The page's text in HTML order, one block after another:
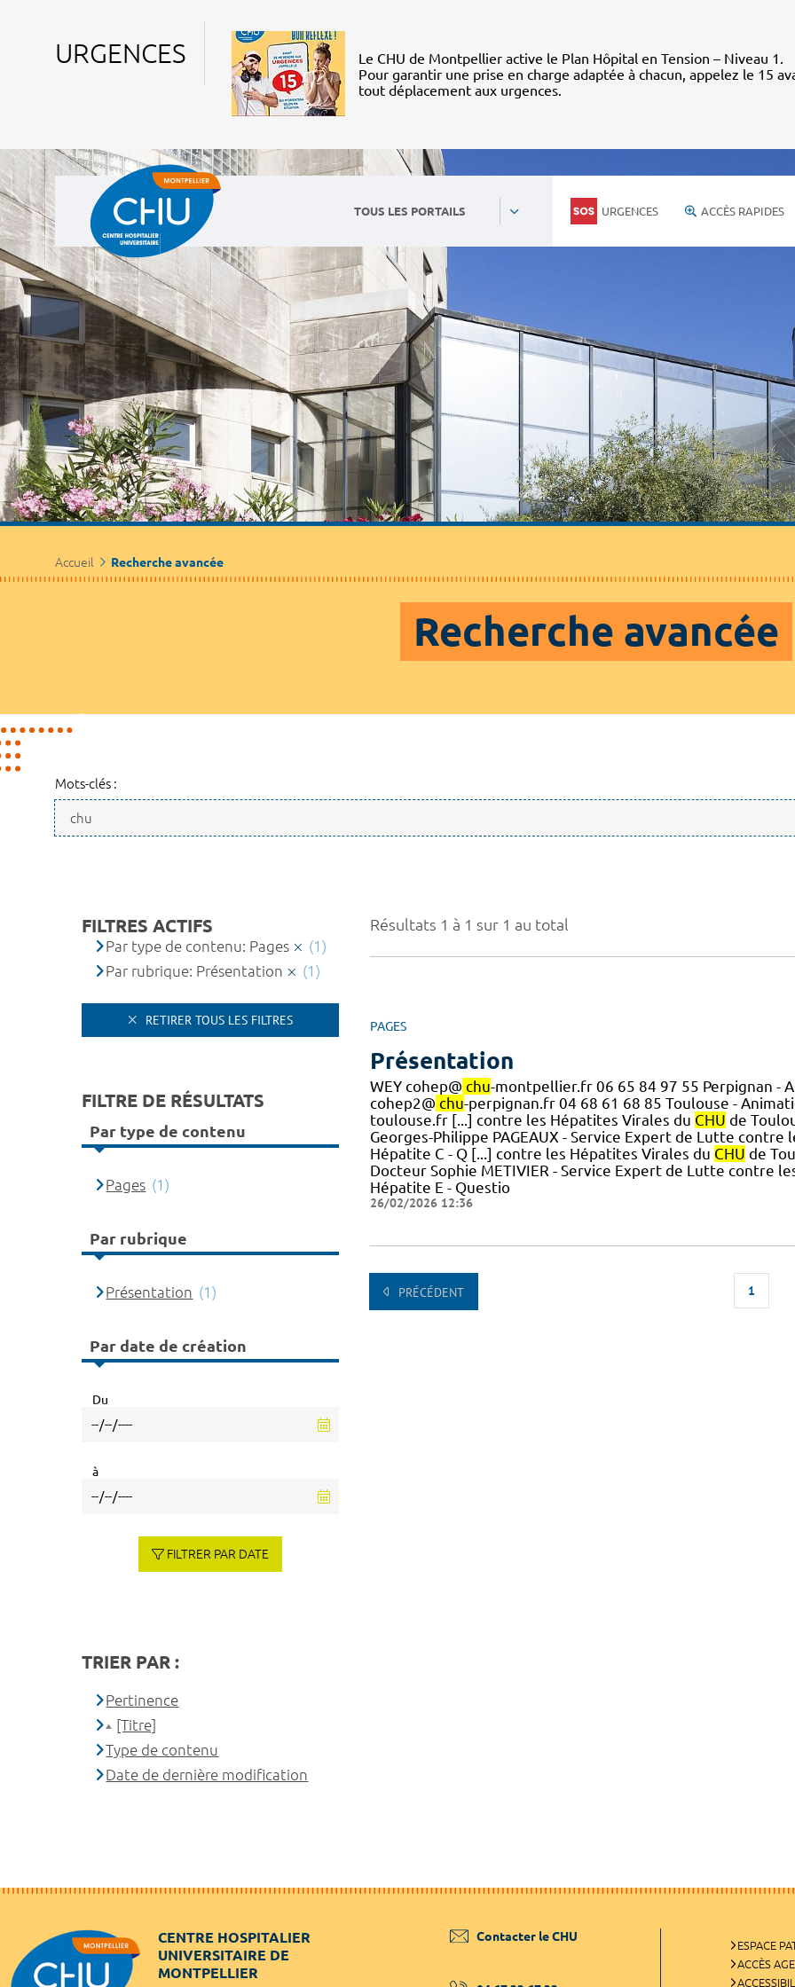
URGENCES
Le CHU de Montpellier active le Plan Hôpital en Tension – Niveau 1.
Pour garantir une prise en charge adaptée à chacun, appelez le 15
tout déplacement aux urgences.
TOUS LES PORTAILS URGENCES ACCÈS RAPIDES
Accueil Recherche avancée
Recherche avancée
Mots-clés :
Résultats 1 à 1 sur 1 au total
PAGES
Présentation
WEY cohep@ chu-montpellier.fr 06 65 84 97 55 Perpignan -
cohep2@ chu-perpignan.fr 04 68 61 68 85 Toulouse -
toulouse.fr [...] contre les Hépatites Virales du CHU de
Georges-Philippe PAGEAUX - Service Expert de Lutte contre
Hépatite C - Q [...] contre les Hépatites Virales du CHU de
Docteur Sophie METIVIER - Service Expert de Lutte contre
Hépatite E - Questio
26/02/2026 12:36
PRÉCÉDENT 1
FILTRES ACTIFS
Par type de contenu: Pages
(1)
Par rubrique: Présentation
(1)
RETIRER TOUS LES FILTRES
FILTRE DE RÉSULTATS
Par type de contenu
Pages (1)
Par rubrique
Présentation (1)
Par date de création
Du
à
FILTRER PAR DATE
TRIER PAR :
Pertinence
[Titre]
Type de contenu
Date de dernière modification
CENTRE HOSPITALIER
UNIVERSITAIRE DE
MONTPELLIER
Contacter le CHU
ESPACE
ACCÈS